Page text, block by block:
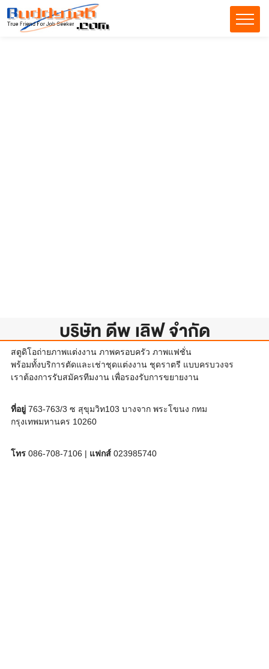
บริษัท ดีพ เลิฟ จำกัด
สตูดิโอถ่ายภาพแต่งงาน ภาพครอบครัว ภาพแฟชั่น
พร้อมทั้งบริการตัดและเช่าชุดแต่งงาน ชุดราตรี แบบครบวงจร
เราต้องการรับสมัครทีมงาน เพื่อรองรับการขยายงาน
ที่อยู่763-763/3 ซ สุขุมวิท103 บางจาก พระโขนง กทม
กรุงเทพมหานคร 10260
โทร086-708-7106 | แฟกส์023985740